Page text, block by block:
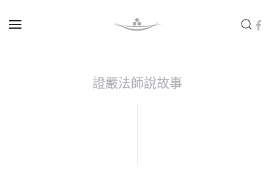
證嚴法師說故事